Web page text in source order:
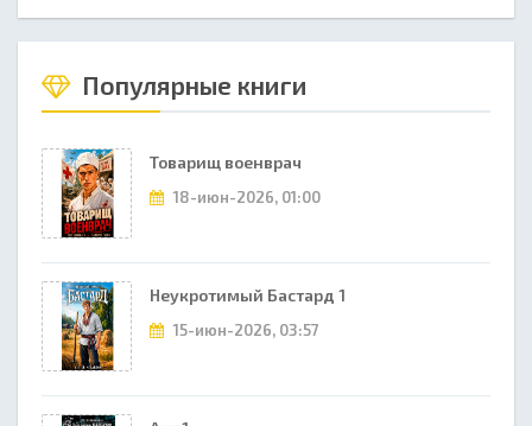
Популярные книги
Товарищ военврач
18-июн-2026, 01:00
Неукротимый Бастард 1
15-июн-2026, 03:57